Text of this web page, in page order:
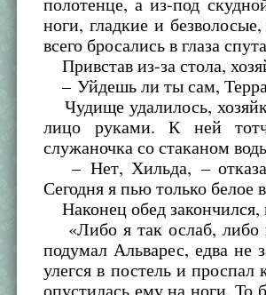
ноги, гладкие и
всего бросались в глаза
Привстав из-за стола,
– Уйдешь ли ты сам,
Чудище удалилось,
лицо руками. К ней
служаночка со стаканом
– Нет, Хильда, –
Сегодня я пью только белое
Наконец обед
«Либо я так ослаб, либо
подумал Альварес, едва не
улегся в постель и проспал